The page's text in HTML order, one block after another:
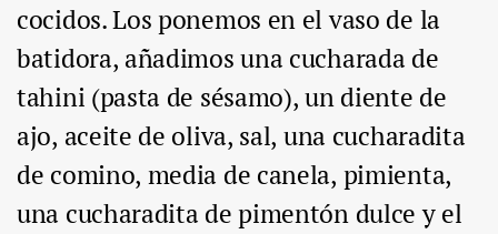
cocidos. Los ponemos en el vaso de la
batidora, añadimos una cucharada de
tahini (pasta de sésamo), un diente de
ajo, aceite de oliva, sal, una cucharadita
de comino, media de canela, pimienta,
una cucharadita de pimentón dulce y el